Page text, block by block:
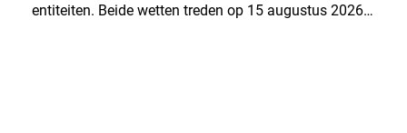
entiteiten. Beide wetten treden op 15 augustus 2026